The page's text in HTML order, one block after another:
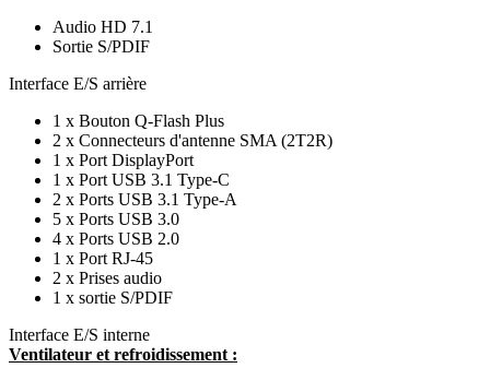
Audio HD 7.1
Sortie S/PDIF
Interface E/S arrière
1 x Bouton Q-Flash Plus
2 x Connecteurs d'antenne SMA (2T2R)
1 x Port DisplayPort
1 x Port USB 3.1 Type-C
2 x Ports USB 3.1 Type-A
5 x Ports USB 3.0
4 x Ports USB 2.0
1 x Port RJ-45
2 x Prises audio
1 x sortie S/PDIF
Interface E/S interne
Ventilateur et refroidissement :